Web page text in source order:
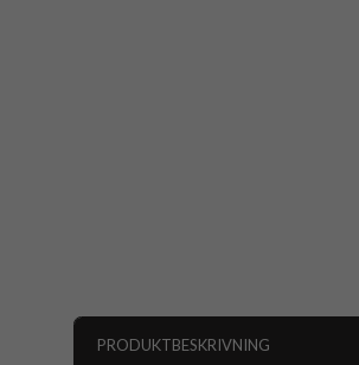
PRODUKTBESKRIVNING